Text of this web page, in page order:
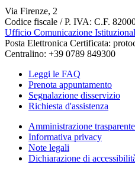
Via Firenze, 2
Codice fiscale / P. IVA: C.F.
Ufficio Comunicazione
Posta Elettronica Certificata:
Centralino: +39 0789 849300
Leggi le FAQ
Prenota appuntamento
Segnalazione disservizio
Richiesta d'assistenza
Amministrazione trasparente
Informativa privacy
Note legali
Dichiarazione di